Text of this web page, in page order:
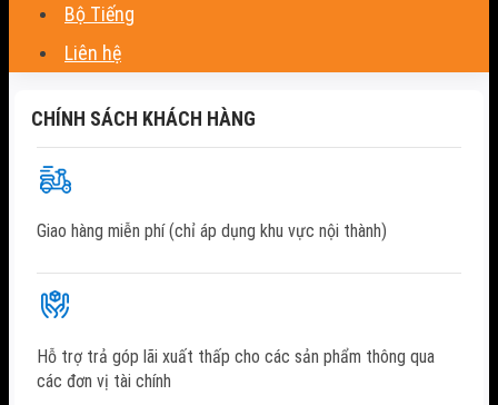
Bộ Tiếng
Liên hệ
CHÍNH SÁCH KHÁCH HÀNG
Giao hàng miễn phí (chỉ áp dụng khu vực nội thành)
Hỗ trợ trả góp lãi xuất thấp cho các sản phẩm thông qua
các đơn vị tài chính